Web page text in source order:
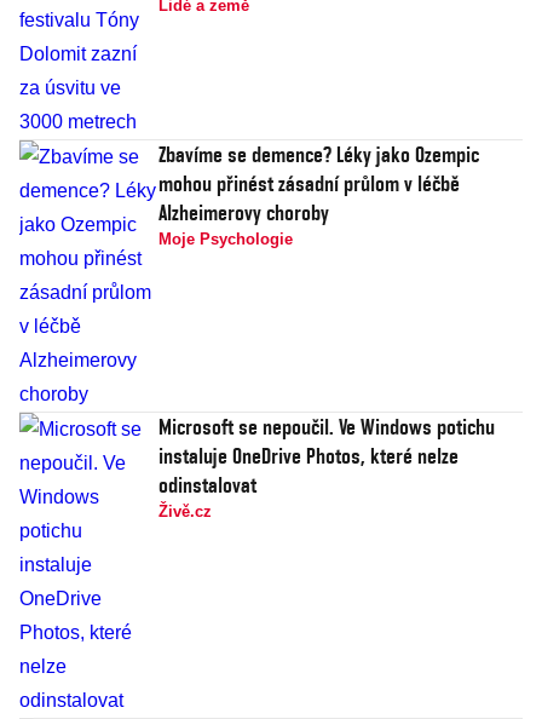
Lidé a země
Zbavíme se demence? Léky jako Ozempic
mohou přinést zásadní průlom v léčbě
Alzheimerovy choroby
Moje Psychologie
Microsoft se nepoučil. Ve Windows potichu
instaluje OneDrive Photos, které nelze
odinstalovat
Živě.cz